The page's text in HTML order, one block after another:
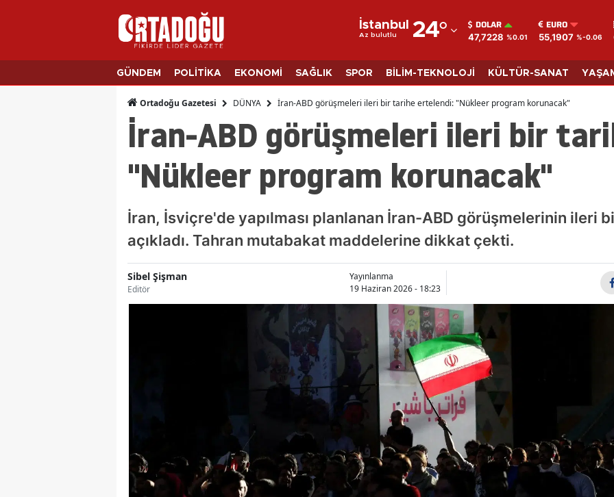
İstanbul
Az bulutlu 24°
Adana
Adıyaman
Afyonkarahisar
Ankara
Antalya
Artvin
Aydın
Balıkesir
Bilecik
Bingöl
Bitlis
Bolu
Burdur
Bursa
Çanakkale
DOLAR
47,7228 %0.01
EURO
55,1907 %-0.06
GÜNDEM POLİTİKA EKONOMİ SAĞLIK SPOR BİLİM-TEKNOLOJİ KÜLTÜR-SANAT
Ortadoğu Gazetesi DÜNYA İran-ABD görüşmeleri ileri bir tarihe ertelendi: "Nükleer program korunacak"
İran-ABD görüşmeleri ileri bir
"Nükleer program korunacak"
İran, İsviçre'de yapılması planlanan İran-ABD görüşmelerinin ileri
açıkladı. Tahran mutabakat maddelerine dikkat çekti.
Sibel Şişman
Editör
Yayınlanma
19 Haziran 2026 - 18:23
withJENNY kimdir,
neden gündem
oldu? Güney Koreli
ismi İstan...
neden
miydi?
töreni